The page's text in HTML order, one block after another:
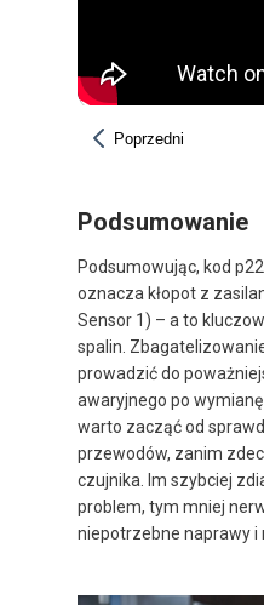
Poprzedni
Podsumowanie
Podsumowując, kod
oznacza kłopot z
Sensor 1) – a to
spalin.
prowadzić do
awaryjnego po
warto zacząć od
przewodów, zanim
czujnika. Im szybciej
problem, tym mniej
niepotrzebne naprawy i